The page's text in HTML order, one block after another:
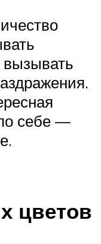
себе —
цветов